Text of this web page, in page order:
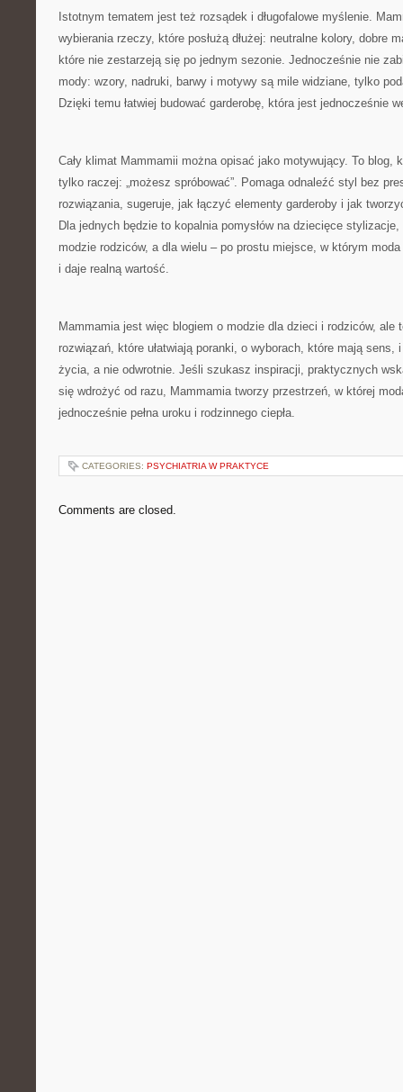
Istotnym tematem jest też rozsądek i długofalowe myślenie.
wybierania rzeczy, które posłużą dłużej: neutralne kolory, dobre
które nie zestarzeją się po jednym sezonie. Jednocześnie nie
mody: wzory, nadruki, barwy i motywy są mile widziane, tylko
Dzięki temu łatwiej budować garderobę, która jest jednocześnie
Cały klimat Mammamii można opisać jako motywujący. To blog,
tylko raczej: „możesz spróbować”. Pomaga odnaleźć styl bez
rozwiązania, sugeruje, jak łączyć elementy garderoby i jak
Dla jednych będzie to kopalnia pomysłów na dziecięce
modzie rodziców, a dla wielu – po prostu miejsce, w którym
i daje realną wartość.
Mammamia jest więc blogiem o modzie dla dzieci i rodziców, ale
rozwiązań, które ułatwiają poranki, o wyborach, które mają
życia, a nie odwrotnie. Jeśli szukasz inspiracji, praktycznych
się wdrożyć od razu, Mammamia tworzy przestrzeń, w której
jednocześnie pełna uroku i rodzinnego ciepła.
CATEGORIES: PSYCHIATRIA W PRAKTYCE
Comments are closed.